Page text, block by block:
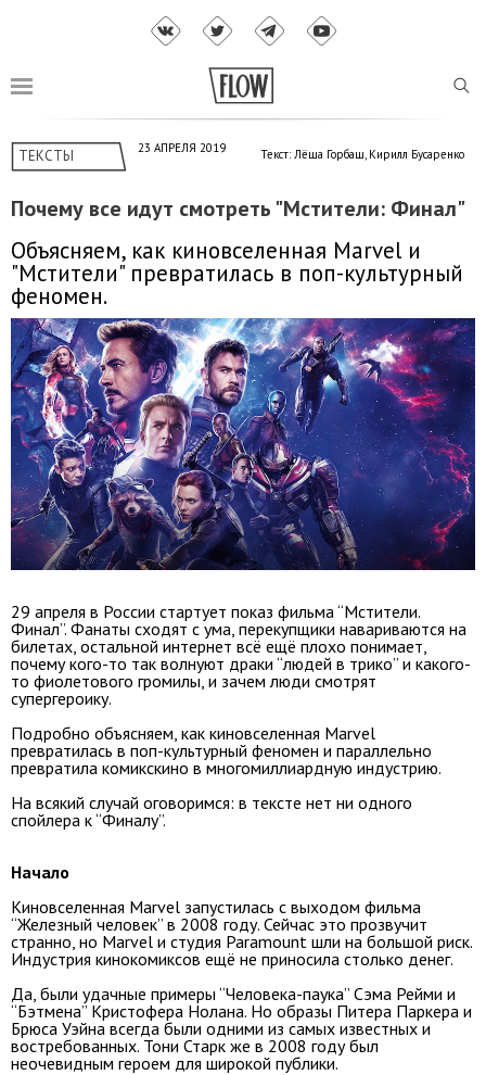
ТЕКСТЫ 23 АПРЕЛЯ 2019 Текст: Лёша Горбаш, Кирилл Бусаренко
Почему все идут смотреть "Мстители: Финал"
Объясняем, как киновселенная Marvel и
"Мстители" превратилась в поп-культурный
феномен.
29 апреля в России стартует показ фильма “Мстители.
Финал”. Фанаты сходят с ума, перекупщики навариваются на
билетах, остальной интернет всё ещё плохо понимает,
почему кого-то так волнуют драки “людей в трико” и какого-
то фиолетового громилы, и зачем люди смотрят
супергероику.
Подробно объясняем, как киновселенная Marvel
превратилась в поп-культурный феномен и параллельно
превратила комикскино в многомиллиардную индустрию.
На всякий случай оговоримся: в тексте нет ни одного
спойлера к “Финалу”.
Начало
Киновселенная Marvel запустилась с выходом фильма
“Железный человек” в 2008 году. Сейчас это прозвучит
странно, но Marvel и студия Paramount шли на большой риск.
Индустрия кинокомиксов ещё не приносила столько денег.
Да, были удачные примеры “Человека-паука” Сэма Рейми и
“Бэтмена” Кристофера Нолана. Но образы Питера Паркера и
Брюса Уэйна всегда были одними из самых известных и
востребованных. Тони Старк же в 2008 году был
неочевидным героем для широкой публики.